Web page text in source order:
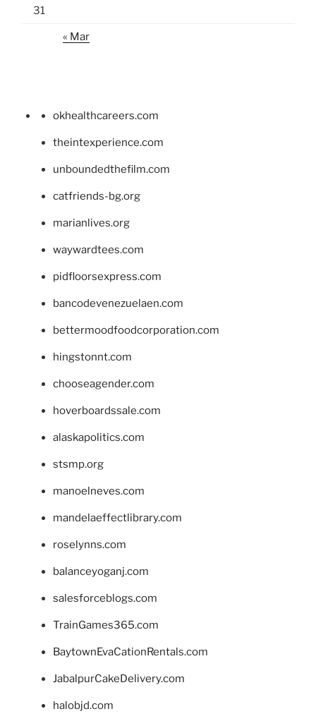
31
« Mar
okhealthcareers.com
theintexperience.com
unboundedthefilm.com
catfriends-bg.org
marianlives.org
waywardtees.com
pidfloorsexpress.com
bancodevenezuelaen.com
bettermoodfoodcorporation.com
hingstonnt.com
chooseagender.com
hoverboardssale.com
alaskapolitics.com
stsmp.org
manoelneves.com
mandelaeffectlibrary.com
roselynns.com
balanceyoganj.com
salesforceblogs.com
TrainGames365.com
BaytownEvaCationRentals.com
JabalpurCakeDelivery.com
halobjd.com